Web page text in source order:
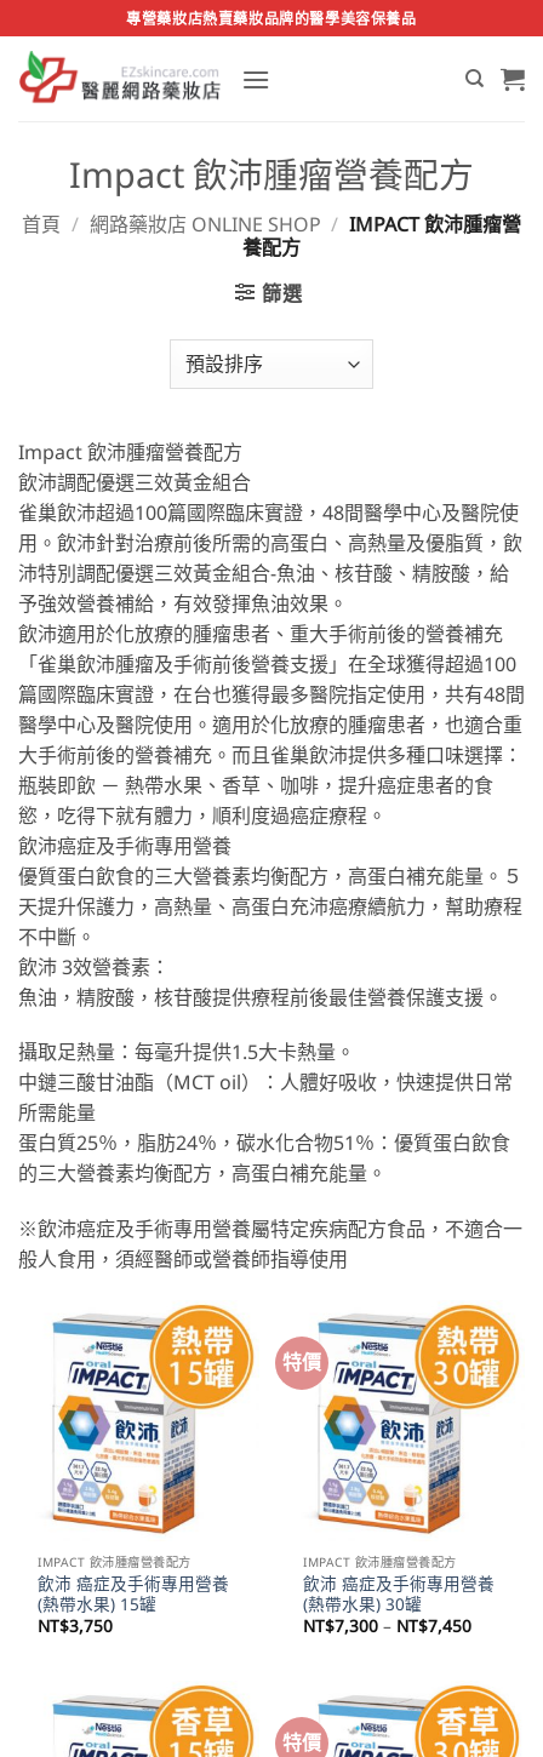
to
content
專營藥妝店熱賣藥妝品牌的醫學美容保養品
Impact 飲沛腫瘤營養配方
首頁 / 網路藥妝店 ONLINE SHOP / IMPACT 飲沛腫瘤營
養配方
篩選
Impact 飲沛腫瘤營養配方
飲沛調配優選三效黃金組合
雀巢飲沛超過100篇國際臨床實證，48間醫學中心及醫院使
用。飲沛針對治療前後所需的高蛋白、高熱量及優脂質，飲
沛特別調配優選三效黃金組合-魚油、核苷酸、精胺酸，給
予強效營養補給，有效發揮魚油效果。
飲沛適用於化放療的腫瘤患者、重大手術前後的營養補充
「雀巢飲沛腫瘤及手術前後營養支援」在全球獲得超過100
篇國際臨床實證，在台也獲得最多醫院指定使用，共有48間
醫學中心及醫院使用。適用於化放療的腫瘤患者，也適合重
大手術前後的營養補充。而且雀巢飲沛提供多種口味選擇：
瓶裝即飲 － 熱帶水果、香草、咖啡，提升癌症患者的食
慾，吃得下就有體力，順利度過癌症療程。
飲沛癌症及手術專用營養
優質蛋白飲食的三大營養素均衡配方，高蛋白補充能量。５
天提升保護力，高熱量、高蛋白充沛癌療續航力，幫助療程
不中斷。
飲沛 3效營養素：
魚油，精胺酸，核苷酸提供療程前後最佳營養保護支援。
攝取足熱量：每毫升提供1.5大卡熱量。
中鏈三酸甘油酯（MCT oil）：人體好吸收，快速提供日常
所需能量
蛋白質25％，脂肪24％，碳水化合物51％：優質蛋白飲食
的三大營養素均衡配方，高蛋白補充能量。
※飲沛癌症及手術專用營養屬特定疾病配方食品，不適合一
般人食用，須經醫師或營養師指導使用
IMPACT 飲沛腫瘤營養配方
飲沛 癌症及手術專用營養
(熱帶水果) 15罐
NT$3,750
特價
IMPACT 飲沛腫瘤營養配方
飲沛 癌症及手術專用營養
(熱帶水果) 30罐
NT$7,300 – NT$7,450價
到
特價